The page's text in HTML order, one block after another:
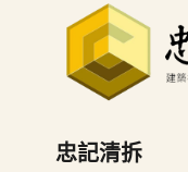
忠記清拆